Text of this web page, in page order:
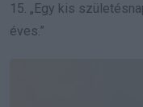
15. „Egy kis
éves.”